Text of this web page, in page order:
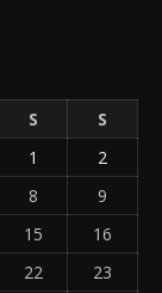
S
S
1
2
8
9
15
16
22
23